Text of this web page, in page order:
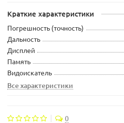
Краткие характеристики
Погрешность (точность)
Дальность
Дисплей
Память
Видоискатель
Все характеристики
0